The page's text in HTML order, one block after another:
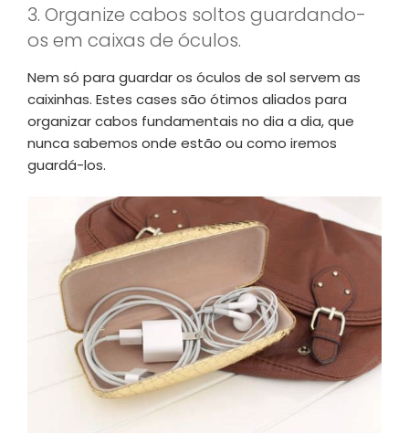
3. Organize cabos soltos guardando-
os em caixas de óculos.
Nem só para guardar os óculos de sol servem as
caixinhas. Estes cases são ótimos aliados para
organizar cabos fundamentais no dia a dia, que
nunca sabemos onde estão ou como iremos
guardá-los.